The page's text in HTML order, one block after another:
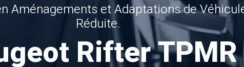
Aménagements et Adaptations de
Réduite.
Rifter TPMR